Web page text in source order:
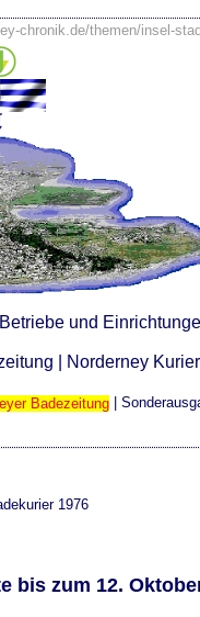
chronik.de/themen/insel-
Betriebe und
Norderney Kurier
Badezeitung |
1976
bis zum 12.